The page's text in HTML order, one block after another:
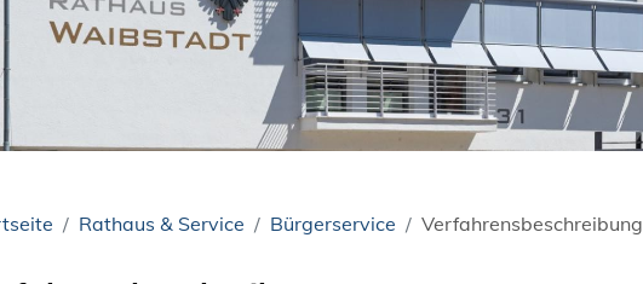
Rathaus & Service Bürgerservice Verfahrensbeschreibung